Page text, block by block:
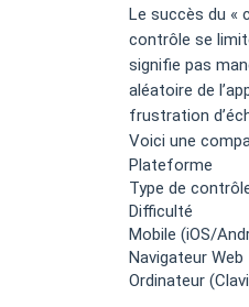
Le succès du «
contrôle se
signifie pas
aléatoire de
frustration
Voici une
Plateforme
Type de
Difficulté
Mobile (iOS/
Navigateur Web
Ordinateur